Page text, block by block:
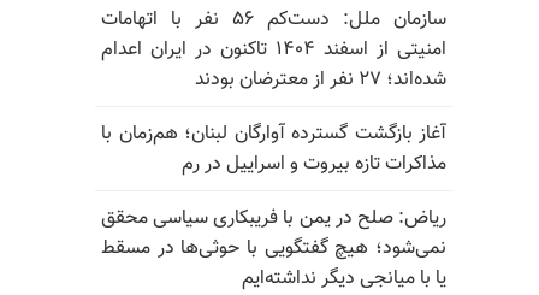
سازمان ملل: دست‌کم ۵۶ نفر با اتهامات
امنیتی از اسفند ۱۴۰۴ تاکنون در ایران اعدام
شده‌اند؛ ۲۷ نفر از معترضان بودند
آغاز بازگشت گسترده آوارگان لبنان؛ هم‌زمان با
مذاکرات تازه بیروت و اسراییل در رم
ریاض: صلح در یمن با فریبکاری سیاسی محقق
نمی‌شود؛ هیچ گفتگویی با حوثی‌ها در مسقط
یا با میانجی دیگر نداشته‌ایم